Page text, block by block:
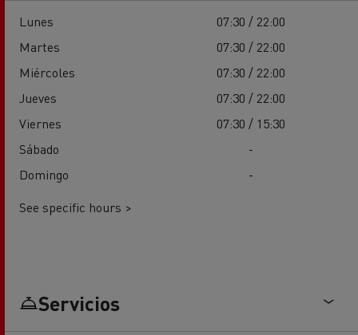
Lunes
07:30 / 22:00
Martes
07:30 / 22:00
Miércoles
07:30 / 22:00
Jueves
07:30 / 22:00
Viernes
07:30 / 15:30
Sábado
-
Domingo
-
See specific hours >
Servicios